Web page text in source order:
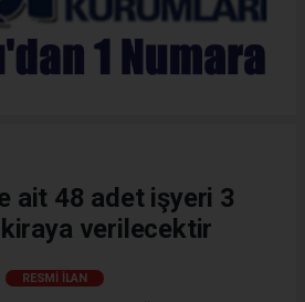
ait 48 adet işyeri 3
kiraya verilecektir
RESMI İLAN